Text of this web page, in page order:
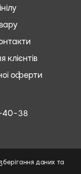
40-38
клієнтів
оферти
даних та